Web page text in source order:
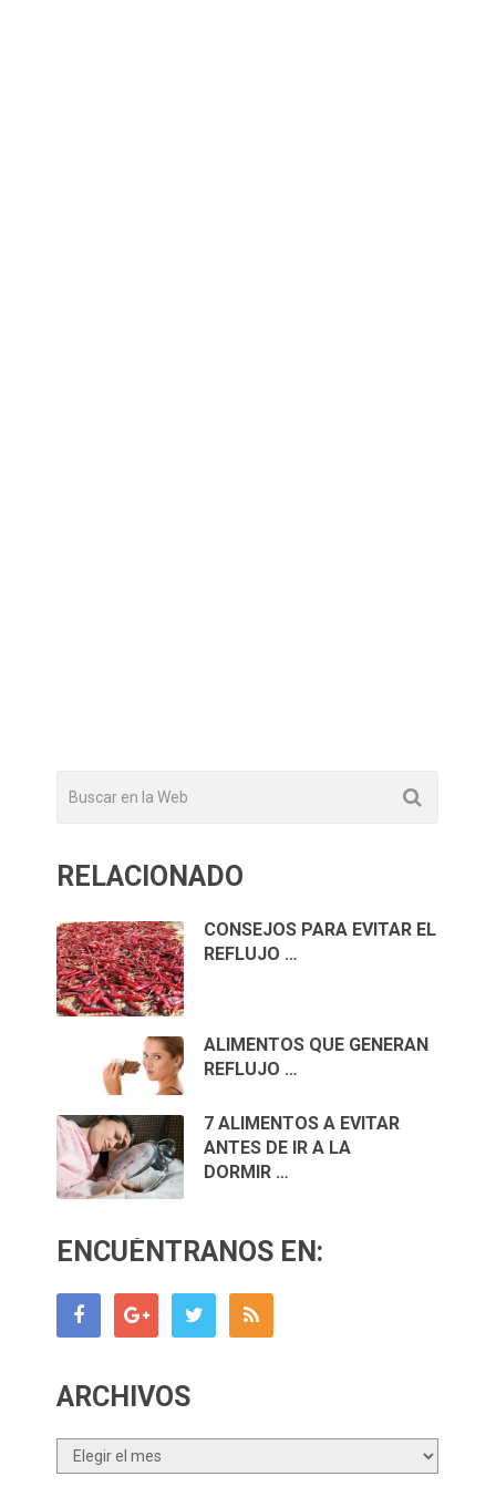
RELACIONADO
CONSEJOS PARA EVITAR EL
REFLUJO …
ALIMENTOS QUE GENERAN
REFLUJO …
7 ALIMENTOS A EVITAR
ANTES DE IR A LA
DORMIR …
ENCUÉNTRANOS EN:
ARCHIVOS
Archivos